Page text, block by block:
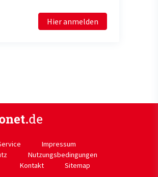
Hier anmelden
Impressum
Nutzungsbedingungen
Kontakt Sitemap